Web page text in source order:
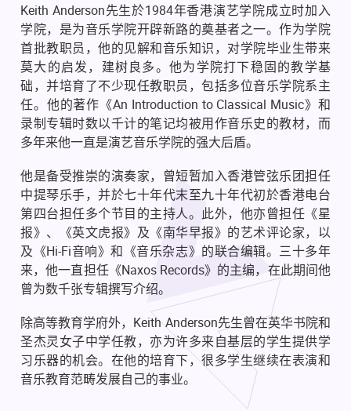
Keith Anderson先生於1984年香港演艺学院成立时加入
学院，是为音乐学院开辟新路的奠基者之一。作为学院
首批教职员，他的见解和音乐知识，对学院毕业生带来
莫大的启发，建树良多。他为学院打下稳固的教学基
础，并培育了不少现任教职员，包括多位音乐学院系主
任。他的著作《An Introduction to Classical Music》和
录制专辑时数以千计的笔记均被用作音乐史的教材，而
多年来他一直是演艺音乐学院的强大后盾。
他是备受推崇的演奏家，曾短暂加入香港管弦乐团担任
中提琴乐手，并於七十年代末至九十年代初於香港电台
第四台担任多个节目的主持人。此外，他亦曾担任《星
报》、《英文虎报》及《南华早报》的艺术评论家，以
及《Hi-Fi音响》和《音乐杂志》的联合编辑。三十多年
来，他一直担任《Naxos Records》的主编，在此期间他
曾为数千张专辑撰写介绍。
除高等教育学府外，Keith Anderson先生曾在英华书院和
圣杰灵女子中学任教，亦为许多来自基层的学生提供学
习乐器的机会。在他的培育下，很多学生继续在表演和
音乐教育范畴发展自己的事业。